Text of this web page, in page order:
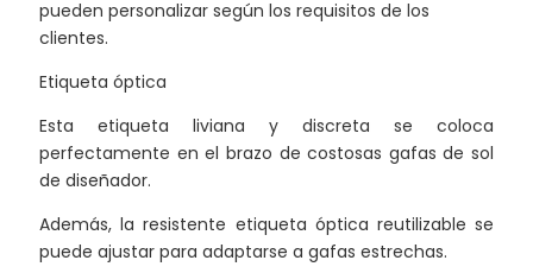
pueden personalizar según los requisitos de los
clientes.
Etiqueta óptica
Esta etiqueta liviana y discreta se coloca
perfectamente en el brazo de costosas gafas de sol
de diseñador.
Además, la resistente etiqueta óptica reutilizable se
puede ajustar para adaptarse a gafas estrechas.